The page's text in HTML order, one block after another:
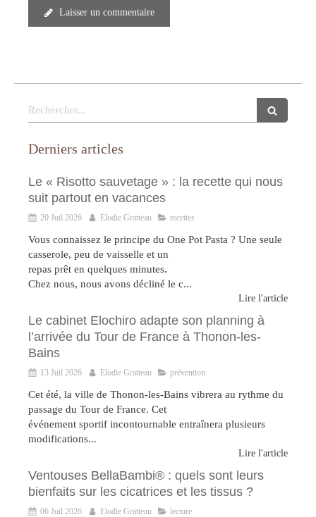
Laisser un commentaire
Rechercher
Derniers articles
Le « Risotto sauvetage » : la recette qui nous
suit partout en vacances
20 Juil 2026 Elodie Gratteau recettes
Vous connaissez le principe du One Pot Pasta ? Une seule
casserole, peu de vaisselle et un
repas prêt en quelques minutes.
Chez nous, nous avons décliné le c...
Lire l'article
Le cabinet Elochiro adapte son planning à
l’arrivée du Tour de France à Thonon-les-
Bains
13 Juil 2026 Elodie Gratteau prévention
Cet été, la ville de Thonon-les-Bains vibrera au rythme du
passage du Tour de France. Cet
événement sportif incontournable entraînera plusieurs
modifications...
Lire l'article
Ventouses BellaBambi® : quels sont leurs
bienfaits sur les cicatrices et les tissus ?
06 Juil 2026 Elodie Gratteau lecture